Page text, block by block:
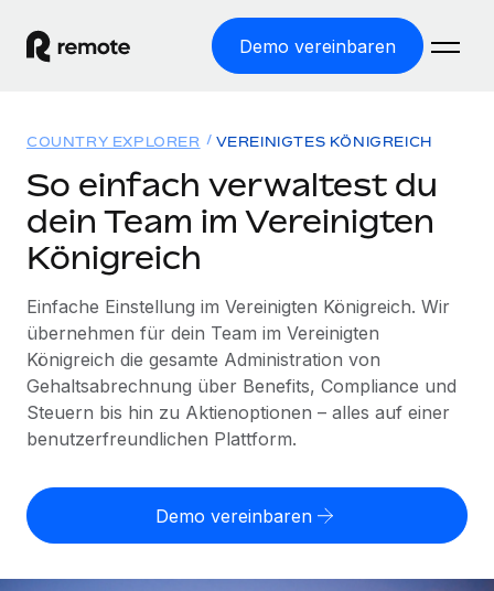
Demo vereinbaren
WELTWEITE BESCHÄFTIGUNG
Globale Payroll
Employer of Record
Weltweites Wachstum ohne Kosten für Niederlassungen
Contractor of Record
Rechtssichere, weltweite Arbeit mit Freelancer:innen
Lösungen
WELTWEITE ABDECKUNG
Country Explorer
Länderspezifische Unterstützung bei der Einstellung
Explorer für US-Bundesstaaten
Einfache Einstellung in allen US-Bundesstaaten
Vergleiche mit unseren Mitbewerbern
Ressourcen
TOOLS UND RECHNER
Scheinselbstständigkeitsrisiko berechnen
Länderspezifische Einschätzung des
Scheinselbstständigkeitsrisikos
Länderspezifische Berechnung der
Gesamtbeschäftigungskosten
Preise
English (United States)
English
Nederlands Anmelden
COUNTRY EXPLORER VEREINIGTES KÖNIGREICH
So einfach verwaltest du
dein Team im Vereinigten
Königreich
Einfache Einstellung im Vereinigten Königreich. Wir
übernehmen für dein Team im Vereinigten
Königreich die gesamte Administration von
Gehaltsabrechnung über Benefits, Compliance und
Steuern bis hin zu Aktienoptionen – alles auf einer
benutzerfreundlichen Plattform.
Demo vereinbaren